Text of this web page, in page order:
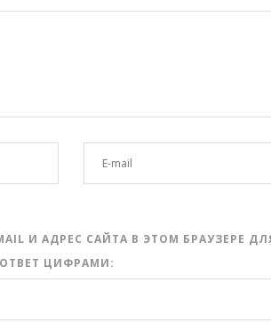
И АДРЕС САЙТА В ЭТОМ БРАУЗЕРЕ
ЦИФРАМИ: